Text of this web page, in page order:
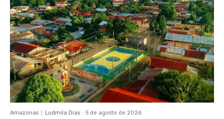
Amazonas Ludmila Dias - 5 de agosto de 2026